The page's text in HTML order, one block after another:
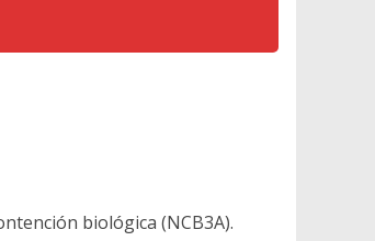
biológica (NCB3A).